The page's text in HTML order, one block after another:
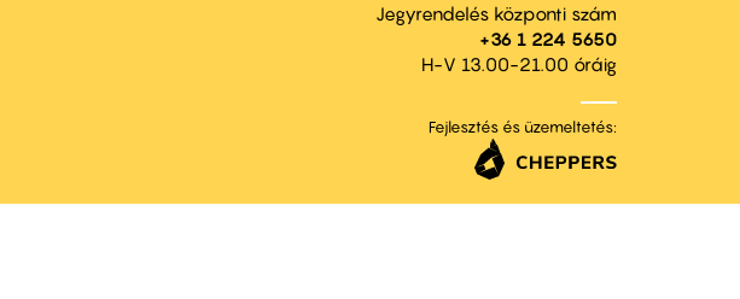
Jegyrendelés központi szám
+36 1 224 5650
H-V 13.00-21.00 óráig
Fejlesztés és üzemeltetés: